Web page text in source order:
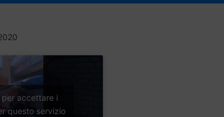
per accettare i
questo servizio